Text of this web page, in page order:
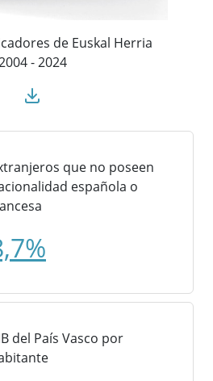
de Euskal Herria
- 2024
que no poseen
española o
del País Vasco por